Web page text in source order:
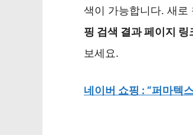
색이 가능합니다. 새로
핑 검색 결과 페이지
보세요.
네이버 쇼핑 : “퍼마텍